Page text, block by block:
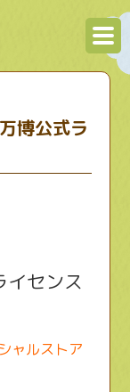
博公式ラ
センス
ャルストア